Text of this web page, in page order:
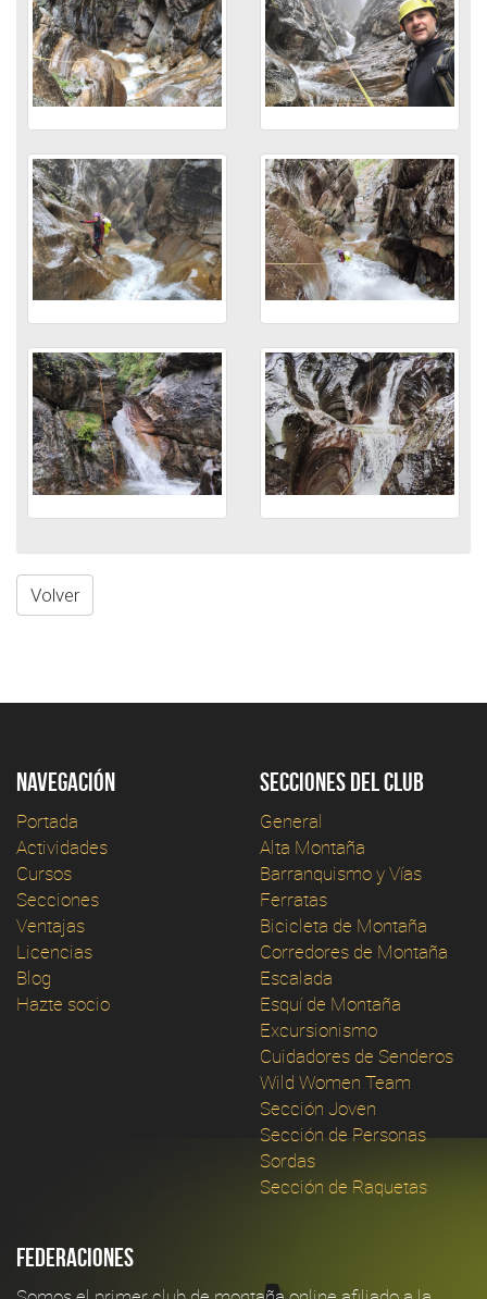
Volver
Navegación
Portada
Actividades
Cursos
Secciones
Ventajas
Licencias
Blog
Hazte socio
Secciones del club
General
Alta Montaña
Barranquismo y Vías
Ferratas
Bicicleta de Montaña
Corredores de Montaña
Escalada
Esquí de Montaña
Excursionismo
Cuidadores de Senderos
Wild Women Team
Sección Joven
Sección de Personas
Sordas
Sección de Raquetas
Federaciones